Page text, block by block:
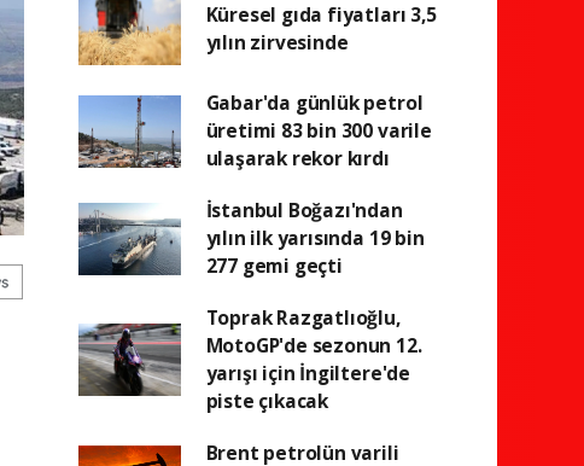
Küresel gıda fiyatları 3,5
yılın zirvesinde
Gabar'da günlük petrol
üretimi 83 bin 300 varile
ulaşarak rekor kırdı
İstanbul Boğazı'ndan
yılın ilk yarısında 19 bin
277 gemi geçti
Toprak Razgatlıoğlu,
MotoGP'de sezonun 12.
yarışı için İngiltere'de
piste çıkacak
Brent petrolün varili